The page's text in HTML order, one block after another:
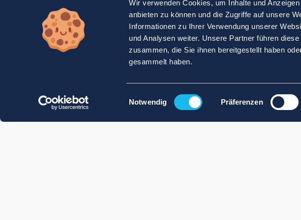
Wir verwenden Cookies, um Inhalte und
anbieten zu können und die Zugriffe auf unsere
Informationen zu Ihrer Verwendung unserer
und Analysen weiter. Unsere Partner führen
zusammen, die Sie ihnen bereitgestellt haben
gesammelt haben.
Einwilligungsauswahl
Notwendig Präferenzen